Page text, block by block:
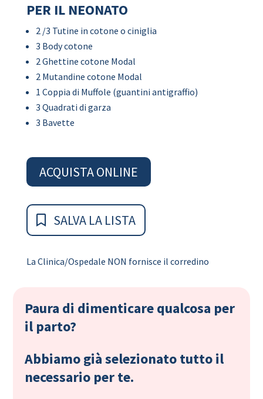
PER IL NEONATO
2 /3 Tutine in cotone o ciniglia
3 Body cotone
2 Ghettine cotone Modal
2 Mutandine cotone Modal
1 Coppia di Muffole (guantini antigraffio)
3 Quadrati di garza
3 Bavette
ACQUISTA ONLINE
SALVA LA LISTA
La Clinica/Ospedale NON fornisce il corredino
Paura di dimenticare qualcosa per
il parto?
Abbiamo già selezionato tutto il
necessario per te.